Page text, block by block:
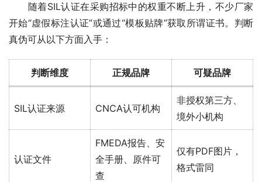
随着SIL认证在采购招标中的权重不断上升，不少厂家
开始“虚假标注认证”或通过“模板贴牌”获取所谓证书。判断
真伪可从以下方面入手：
判断维度 正规品牌 可疑品牌
SIL认证来源 CNCA认可机构
非授权第三方、
境外小机构
认证文件
FMEDA报告、安
全手册、原件可
查
仅有PDF图片，
格式雷同